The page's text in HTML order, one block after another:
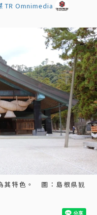
TR Omnimedia
其特色。 圖：島根県観